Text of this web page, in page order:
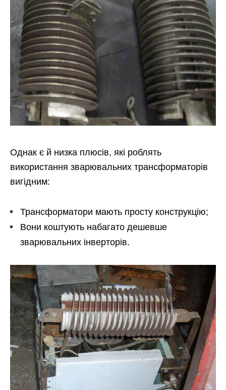
Однак є й низка плюсів, які роблять
використання зварювальних трансформаторів
вигідним:
Трансформатори мають просту конструкцію;
Вони коштують набагато дешевше
зварювальних інверторів.